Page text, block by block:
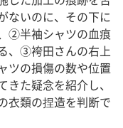
ないのに、その下に
②半袖シャツの血痕
、③袴田さんの右上
ツの損傷の数や位置
た疑念を紹介し、
衣類の捏造を判断で